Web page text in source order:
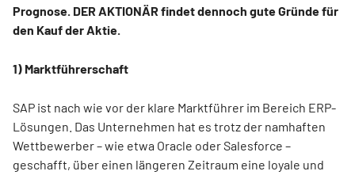
Prognose. DER AKTIONÄR findet dennoch gute Gründe für
den Kauf der Aktie.
1) Marktführerschaft
SAP ist nach wie vor der klare Marktführer im Bereich ERP-
Lösungen. Das Unternehmen hat es trotz der namhaften
Wettbewerber – wie etwa Oracle oder Salesforce –
geschafft, über einen längeren Zeitraum eine loyale und